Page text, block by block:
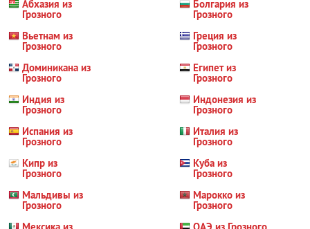
Абхазия из
Грозного
Болгария из
Грозного
Вьетнам из
Грозного
Греция из
Грозного
Доминикана из
Грозного
Египет из
Грозного
Индия из
Грозного
Индонезия из
Грозного
Испания из
Грозного
Италия из
Грозного
Кипр из
Грозного
Куба из
Грозного
Мальдивы из
Грозного
Марокко из
Грозного